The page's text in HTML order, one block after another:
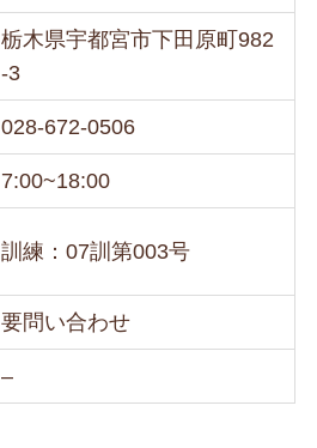
栃木県宇都宮市下田原町982
-3
028-672-0506
7:00~18:00
訓練：07訓第003号
要問い合わせ
–